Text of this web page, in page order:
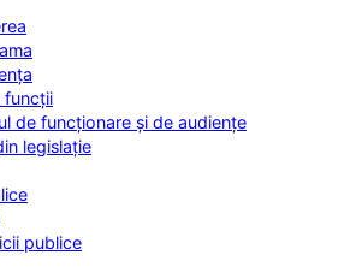
funcții
de funcționare și de audiențe
legislație
publice